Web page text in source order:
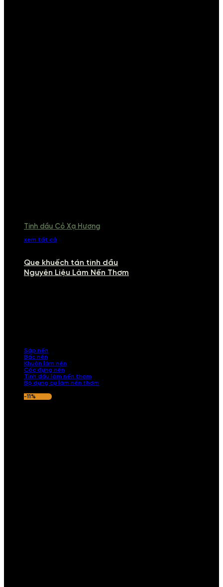
Tinh dầu Cỏ Xạ Hương
xem tất cả
Que khuếch tán tinh dầu
Nguyên Liệu Làm Nến Thơm
Sáp nến
Bấc nến
Khuôn làm nến
Cốc đựng nến
Tinh dầu làm nến thơm
Bộ dụng cụ làm nến thơm
-11%